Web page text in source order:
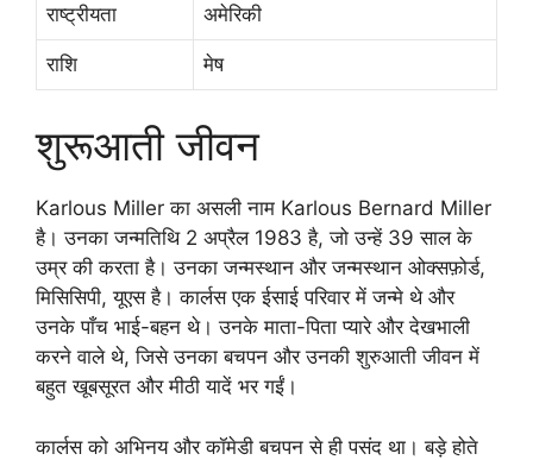
राष्ट्रीयता अमेरिकी
राशि मेष
शुरूआती जीवन
Karlous Miller का असली नाम Karlous Bernard Miller
है। उनका जन्मतिथि 2 अप्रैल 1983 है, जो उन्हें 39 साल के
उम्र की करता है। उनका जन्मस्थान और जन्मस्थान ओक्सफ़ोर्ड,
मिसिसिपी, यूएस है। कार्लस एक ईसाई परिवार में जन्मे थे और
उनके पाँच भाई-बहन थे। उनके माता-पिता प्यारे और देखभाली
करने वाले थे, जिसे उनका बचपन और उनकी शुरुआती जीवन में
बहुत खूबसूरत और मीठी यादें भर गईं।
कार्लस को अभिनय और कॉमेडी बचपन से ही पसंद था। बड़े होते